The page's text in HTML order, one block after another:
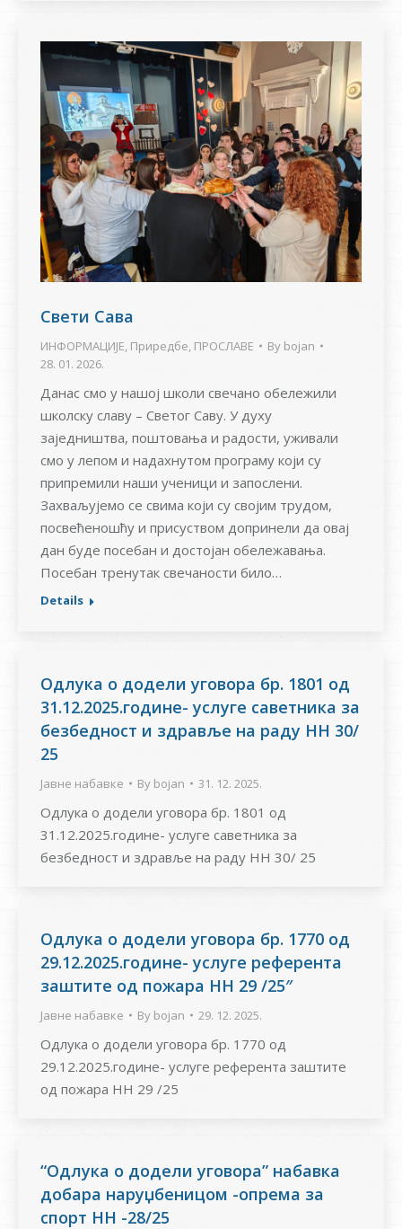
Свети Сава
ИНФОРМАЦИЈЕ, Приредбе, ПРОСЛАВЕ By bojan
28. 01. 2026.
Данас смо у нашој школи свечано обележили
школску славу – Светог Саву. У духу
заједништва, поштовања и радости, уживали
смо у лепом и надахнутом програму који су
припремили наши ученици и запослени.
Захваљујемо се свима који су својим трудом,
посвећеношћу и присуством допринели да овај
дан буде посебан и достојан обележавања.
Посебан тренутак свечаности било…
Details
Одлука о додели уговора бр. 1801 од
31.12.2025.године- услуге саветника за
безбедност и здравље на раду НН 30/
25
Јавне набавке By bojan 31. 12. 2025.
Одлука о додели уговора бр. 1801 од
31.12.2025.године- услуге саветника за
безбедност и здравље на раду НН 30/ 25
Одлука о додели уговора бр. 1770 од
29.12.2025.године- услуге референта
заштите од пожара НН 29 /25″
Јавне набавке By bojan 29. 12. 2025.
Одлука о додели уговора бр. 1770 од
29.12.2025.године- услуге референта заштите
од пожара НН 29 /25
“Одлука о додели уговора” набавка
добара наруџбеницом -опрема за
спорт НН -28/25